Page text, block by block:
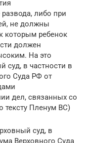
либо при
не должны
которым ребенок
должен
На это
суд, в частности в
Суда РФ от
дел, связанных со
тексту Пленум ВС)
суд, в
Верховного Суда